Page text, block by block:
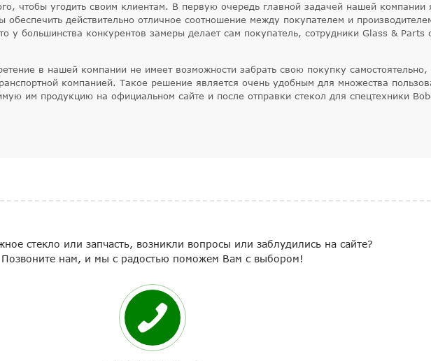
чтобы угодить своим клиентам. В первую очередь главной задачей нашей компании
обеспечить действительно отличное соотношение между покупателем и
у большинства конкурентов замеры делает сам покупатель, сотрудники Glass &
в нашей компании не имеет возможности забрать свою покупку самостоятельно,
компанией. Такое решение является очень удобным для множества
им продукцию на официальном сайте и после отправки стекол для спецтехники
стекло или запчасть, возникли вопросы или заблудились на сайте?
Позвоните нам, и мы с радостью поможем Вам с выбором!